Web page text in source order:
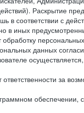
Раскрытие
в соответствии с
в иных
данных
за